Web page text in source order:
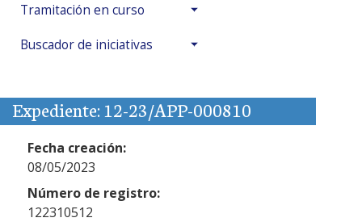
Tramitación en curso
Buscador de iniciativas
Expediente: 12-23/APP-000810
Fecha creación:
08/05/2023
Número de registro:
122310512